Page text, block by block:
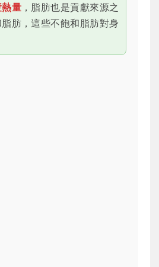
量 ，脂肪也是貢獻來源之
肪，這些不飽和脂肪對身